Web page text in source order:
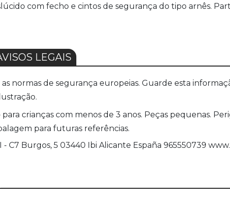
com fecho e cintos de segurança do tipo arnês.
LEGAIS
normas de segurança europeias. Guarde esta
para crianças com menos de 3 anos. Peças pequenas.
para futuras referências.
- C7 Burgos, 5 03440 Ibi Alicante España 965550739